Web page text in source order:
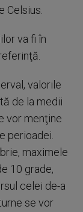
Celsius.
va fi în
valorile
de la medii
vor menţine
perioadei.
maximele
10 grade,
celei de-a
se vor